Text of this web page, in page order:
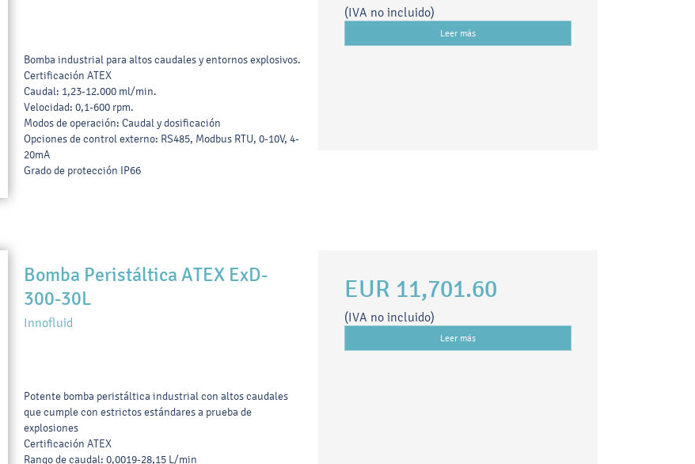
Bomba industrial para altos caudales y entornos explosivos.
Certificación ATEX
Caudal: 1,23-12.000 ml/min.
Velocidad: 0,1-600 rpm.
Modos de operación: Caudal y dosificación
Opciones de control externo: RS485, Modbus RTU, 0-10V, 4-
20mA
Grado de protección IP66
(IVA no incluido)
Leer más
Bomba Peristáltica ATEX ExD-
300-30L
Innofluid
Potente bomba peristáltica industrial con altos caudales
que cumple con estrictos estándares a prueba de
explosiones
Certificación ATEX
Rango de caudal: 0,0019-28,15 L/min
EUR 11,701.60
(IVA no incluido)
Leer más